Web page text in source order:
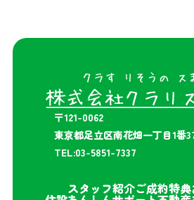
〒121-0062
東京都足立区南花畑一丁目1番
TEL:03-5851-7337
スタッフ紹介ご成約特典